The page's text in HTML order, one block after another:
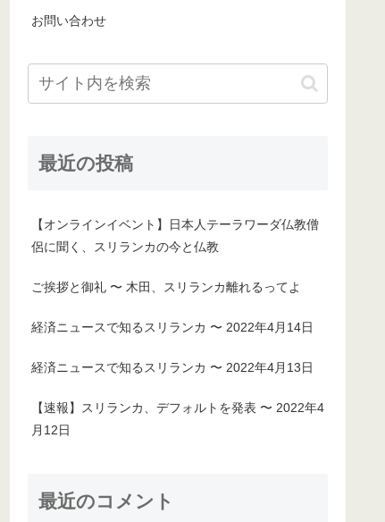
お問い合わせ
最近の投稿
【オンラインイベント】日本人テーラワーダ仏教僧
侶に聞く、スリランカの今と仏教
ご挨拶と御礼 〜 木田、スリランカ離れるってよ
経済ニュースで知るスリランカ 〜 2022年4月14日
経済ニュースで知るスリランカ 〜 2022年4月13日
【速報】スリランカ、デフォルトを発表 〜 2022年4
月12日
最近のコメント